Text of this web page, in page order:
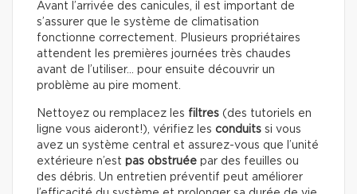
Avant l’arrivée des canicules, il est important de
s’assurer que le système de climatisation
fonctionne correctement. Plusieurs propriétaires
attendent les premières journées très chaudes
avant de l’utiliser… pour ensuite découvrir un
problème au pire moment.
Nettoyez ou remplacez les filtres (des tutoriels en
ligne vous aideront!), vérifiez les conduits si vous
avez un système central et assurez-vous que l’unité
extérieure n’est pas obstruée par des feuilles ou
des débris. Un entretien préventif peut améliorer